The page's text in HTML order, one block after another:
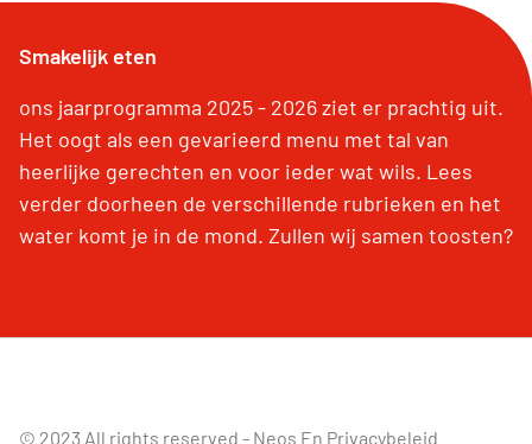
Smakelijk eten
ons jaarprogramma 2025 - 2026 ziet er prachtig uit.
Het oogt als een gevarieerd menu met tal van
heerlijke gerechten en voor ieder wat wils. Lees
verder doorheen de verschillende rubrieken en het
water komt je in de mond. Zullen wij samen toosten?
© 2023 All rights reserved - Neos En Privacybeleid